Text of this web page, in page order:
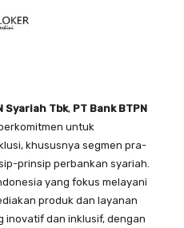
Syariah Tbk, PT Bank BTPN
untuk
khususnya segmen pra-
prinsip perbankan syariah.
yang fokus melayani
produk dan layanan
inovatif dan inklusif, dengan